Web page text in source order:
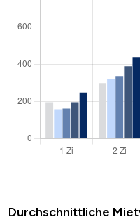
Durchschnittliche